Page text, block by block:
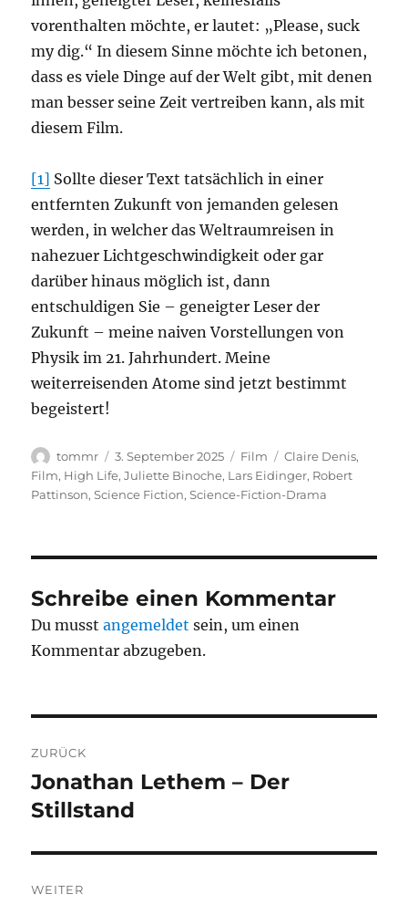
vorenthalten möchte, er lautet: „Please, suck
my dig.“ In diesem Sinne möchte ich betonen,
dass es viele Dinge auf der Welt gibt, mit denen
man besser seine Zeit vertreiben kann, als mit
diesem Film.
[1] Sollte dieser Text tatsächlich in einer
entfernten Zukunft von jemanden gelesen
werden, in welcher das Weltraumreisen in
nahezuer Lichtgeschwindigkeit oder gar
darüber hinaus möglich ist, dann
entschuldigen Sie – geneigter Leser der
Zukunft – meine naiven Vorstellungen von
Physik im 21. Jahrhundert. Meine
weiterreisenden Atome sind jetzt bestimmt
begeistert!
Autor
tommr
Veröffentlicht
am
3. September 2025 Kategorien
Film Schlagwörter
Claire Denis,
Film, High Life,Juliette Binoche, Lars Eidinger, Robert
Pattinson,Science Fiction,Science-Fiction-Drama
Schreibe einen Kommentar
Du musstangemeldet sein, um einen
Kommentar abzugeben.
ZURÜCK
Vorheriger
Beitrag:
Jonathan Lethem – Der
Stillstand
WEITER